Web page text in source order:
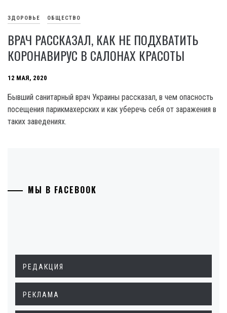
ЗДОРОВЬЕ ОБЩЕСТВО
ВРАЧ РАССКАЗАЛ, КАК НЕ ПОДХВАТИТЬ
КОРОНАВИРУС В САЛОНАХ КРАСОТЫ
12 МАЯ, 2020
Бывший санитарный врач Украины рассказал, в чем опасность
посещения парикмахерских и как уберечь себя от заражения в
таких заведениях.
МЫ В FACEBOOK
РЕДАКЦИЯ
РЕКЛАМА